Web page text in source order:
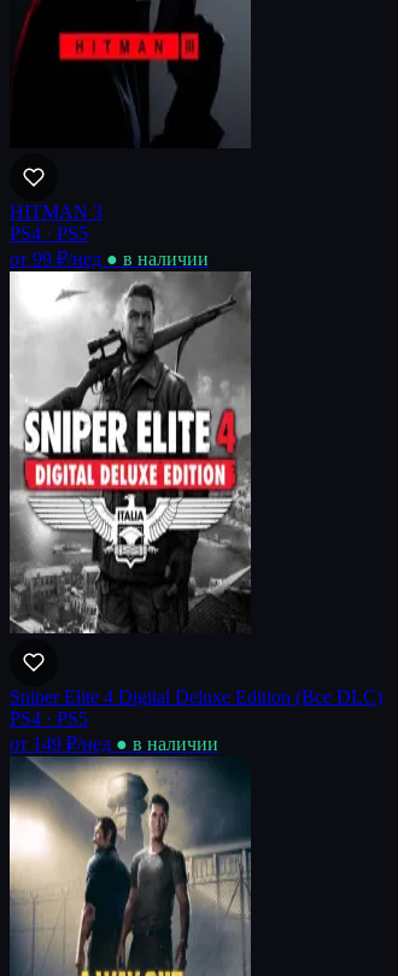
HITMAN 3
PS4 · PS5
от 99 ₽/нед ● в наличии
Sniper Elite 4 Digital Deluxe Edition (Все DLC)
PS4 · PS5
от 149 ₽/нед ● в наличии